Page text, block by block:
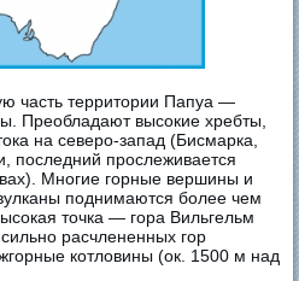
часть территории Папуа —
Преобладают высокие хребты,
на северо-запад (Бисмарка,
последний прослеживается
Многие горные вершины и
поднимаются более чем
точка — гора Вильгельм
расчлененных гор
котловины (ок. 1500 м над